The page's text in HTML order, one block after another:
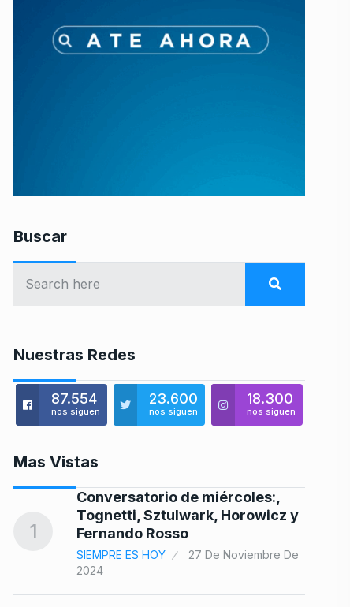
Buscar
Nuestras Redes
87.554
nos siguen
23.600
nos siguen
18.300
nos siguen
Mas Vistas
1
Conversatorio de miércoles:,
Tognetti, Sztulwark, Horowicz y
Fernando Rosso
SIEMPRE ES HOY
27 De Noviembre De
2024